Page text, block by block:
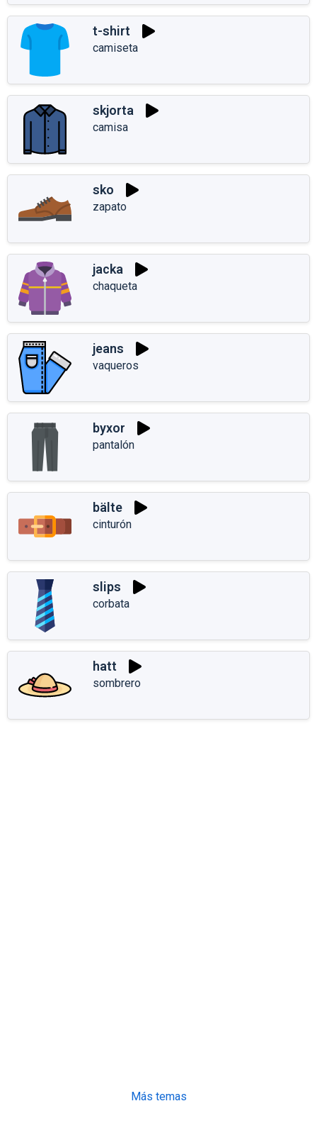
t-shirt
camiseta
skjorta
camisa
sko
zapato
jacka
chaqueta
jeans
vaqueros
byxor
pantalón
bälte
cinturón
slips
corbata
hatt
sombrero
Más temas